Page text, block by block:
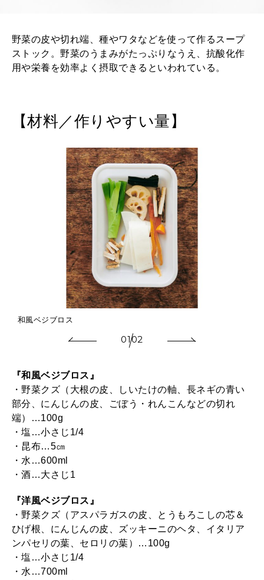
野菜の皮や切れ端、種やワタなどを使って作るスープ
ストック。野菜のうまみがたっぷりなうえ、抗酸化作
用や栄養を効率よく摂取できるといわれている。
【材料／作りやすい量】
和風ベジブロス
0102
『和風ベジブロス』
・野菜クズ（大根の皮、しいたけの軸、長ネギの青い
部分、にんじんの皮、ごぼう・れんこんなどの切れ
端）…100g
・塩…小さじ1/4
・昆布…5㎝
・水…600ml
・酒…大さじ1
『洋風ベジブロス』
・野菜クズ（アスパラガスの皮、とうもろこしの芯＆
ひげ根、にんじんの皮、ズッキーニのヘタ、イタリア
ンパセリの葉、セロリの葉）…100g
・塩…小さじ1/4
・水…700ml